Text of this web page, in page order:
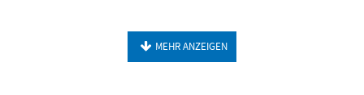
MEHR ANZEIGEN